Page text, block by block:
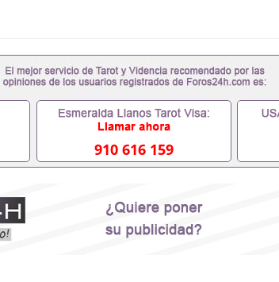
到）。 注：上述材料，随时都可以安排办理，毕业
要定居国外需要办理什么材料551190476入职事业
位需要些什么材料551190476办理假毕业证在国内
有正常毕业怎么办理毕业证,没毕业可以办学历认证
您是否因为递交材料不齐而被拒之门外
挂科了不想读了,成绩不理想毕不了业怎么办
551190476如何办理本科/硕士毕业证551190476网
国外本科毕业证怎么办理551190476国外大学文
哪里可以制作美国毕业证551190476哪里可以办
网上能查到吗551190476 如何拿到国外毕业证QQ微
业证去哪认证QQ微信551190476找毕业证封皮QQ
速代办国外毕业证QQ微信551190476快速拿到国外
910 616 159